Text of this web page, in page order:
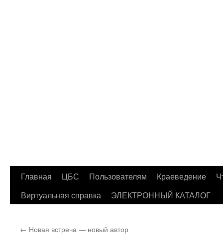
Перейти
Главная ЦБС Пользователям Краеведение
Виртуальная справка
ЭЛЕКТРОННЫЙ КАТАЛОГ
← Новая встреча — новый автор